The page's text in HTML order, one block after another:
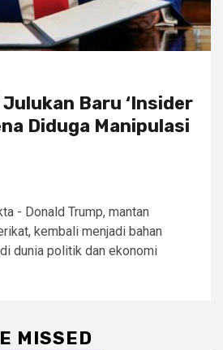
Baru ‘Insider
Diduga Manipulasi
- Donald Trump, mantan
kembali menjadi bahan
dunia politik dan ekonomi
MISSED